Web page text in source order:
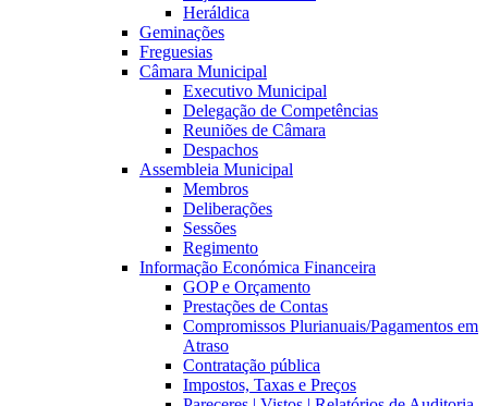
Heráldica
Geminações
Freguesias
Câmara Municipal
Executivo Municipal
Delegação de Competências
Reuniões de Câmara
Despachos
Assembleia Municipal
Membros
Deliberações
Sessões
Regimento
Informação Económica Financeira
GOP e Orçamento
Prestações de Contas
Compromissos Plurianuais/Pagamentos em
Atraso
Contratação pública
Impostos, Taxas e Preços